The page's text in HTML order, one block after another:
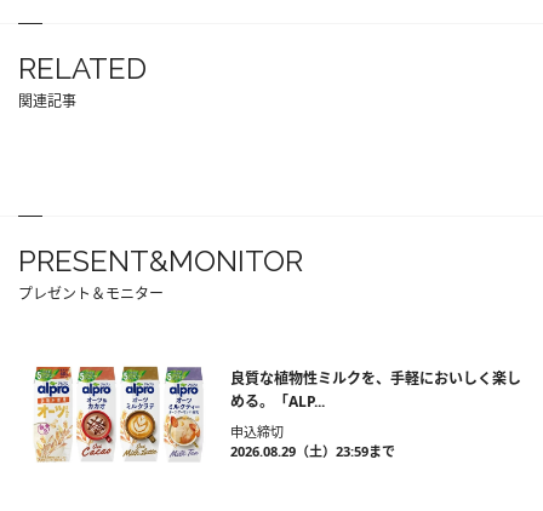
RELATED
関連記事
PRESENT&MONITOR
プレゼント＆モニター
良質な植物性ミルクを、手軽においしく楽し
める。「ALP...
申込締切
2026.08.29（土）23:59まで